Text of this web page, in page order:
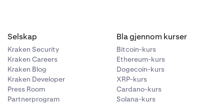
må
Beholder,
og legge
Selskap
Kraken Security
Kraken Careers
Kraken Blog
Kraken Developer
Press Room
Partnerprogram
Bla gjennom kurser
Bitcoin-kurs
Ethereum-kurs
Dogecoin-kurs
XRP-kurs
Cardano-kurs
Solana-kurs